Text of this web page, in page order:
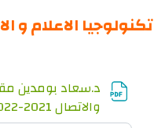
تكنولوجيا الاعلام و
الخطوط
د.سعاد بومدين
والاتصال 2021-2022